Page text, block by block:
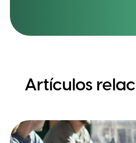
Artículos